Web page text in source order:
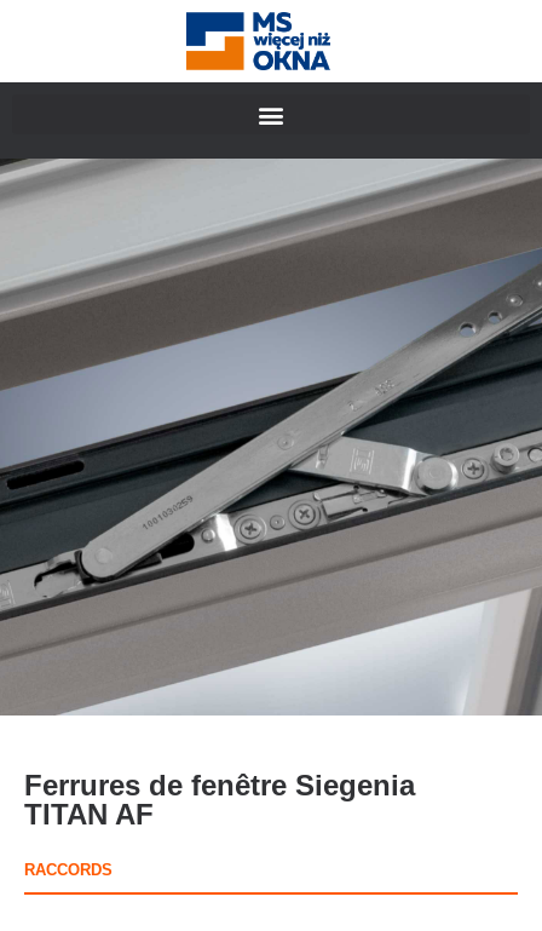
Ferrures de fenêtre Siegenia
TITAN AF
RACCORDS